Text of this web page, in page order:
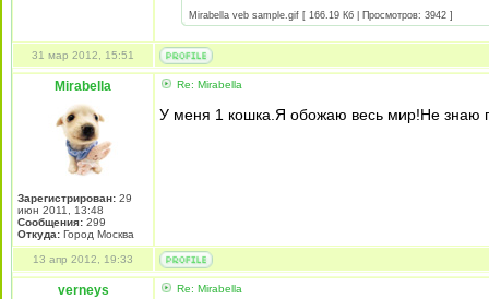
Mirabella veb sample.gif [ 166.19 Кб | Просмотров: 3942 ]
31 мар 2012, 15:51
Mirabella
Зарегистрирован: 29
июн 2011, 13:48
Сообщения: 299
Откуда: Город Москва
Re: Mirabella
У меня 1 кошка.Я обожаю весь мир!Не знаю
13 апр 2012, 19:33
verneys Re: Mirabella